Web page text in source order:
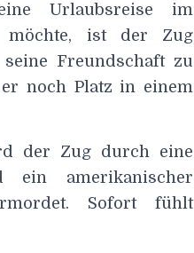
Urlaubsreise im
möchte, ist der Zug
Freundschaft zu
noch Platz in einem
der Zug durch eine
ein amerikanischer
Sofort fühlt